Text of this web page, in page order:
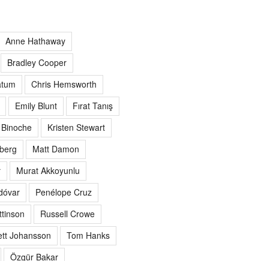
Anne Hathaway
Bradley Cooper
Chris Hemsworth
Emily Blunt
Fırat Tanış
Kristen Stewart
Matt Damon
Murat Akkoyunlu
Penélope Cruz
Russell Crowe
Johansson
Tom Hanks
Özgür Bakar